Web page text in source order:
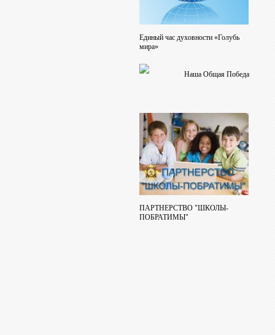
Единый час духовности «Голубь
мира»
Наша Общая Победа
ПАРТНЕРСТВО "ШКОЛЫ-
ПОБРАТИМЫ"